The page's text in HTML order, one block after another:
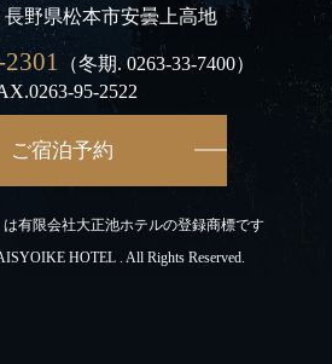
長野県松本市安曇上高地
（冬期.0263-33-7400）
95-2522
ご宿泊予約
有限会社大正池ホテルの登録商標です
HOTEL . All Rights Reserved.